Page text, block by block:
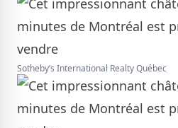
Sotheby’s International Realty Québec